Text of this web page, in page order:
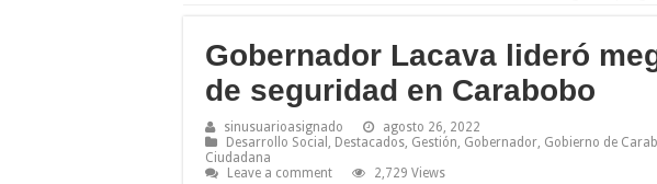
Gobernador Lacava lideró
de seguridad en Carabobo
sinusuarioasignado
agosto 26, 2022
Desarrollo Social
Destacados Gestión Gobernador Gobierno de
Ciudadana
Leave a comment
2,729 Views